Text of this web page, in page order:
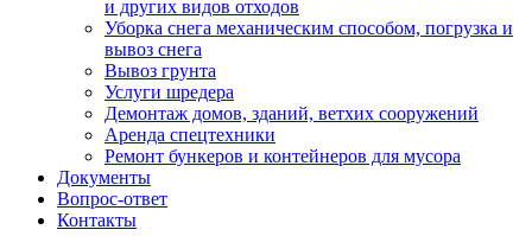
и других видов отходов
Уборка снега механическим способом, погрузка и
вывоз снега
Вывоз грунта
Услуги шредера
Демонтаж домов, зданий, ветхих сооружений
Аренда спецтехники
Ремонт бункеров и контейнеров для мусора
Документы
Вопрос-ответ
Контакты